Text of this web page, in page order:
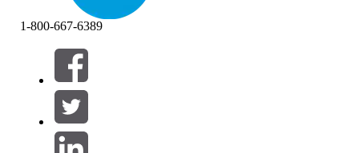
Filtre (0)
VÆLG FILTRE
Produktområde
1-800-667-6389